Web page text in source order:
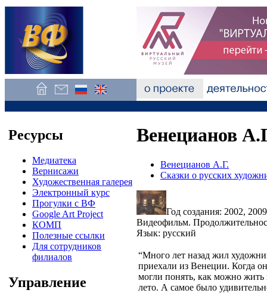
Ресурсы
Медиатека
Вернисажи
Художественная галерея
Электронный курс
Прогулки с ВФ
Google Art Project
КОМП
Полезные ссылки
Для сотрудников
филиалов
Управление
Венецианов
Венецианов А.Г.
Сказки о русских
Год создания: 2002, 2009
Видеофильм.
Язык: русский
“Много лет назад жил
приехали из Венеции. Когда
могли понять, как можно жить
лето. А самое было